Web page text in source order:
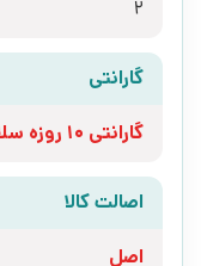
2
گارانتی
گارانتی 10 روزه سلامت فیزیکی کتاب
اصالت کالا
اصل